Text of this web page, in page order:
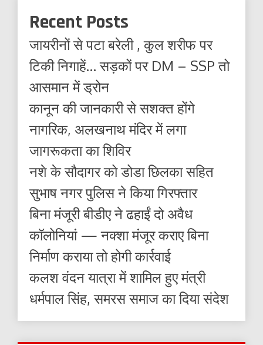
Recent Posts
जायरीनों से पटा बरेली , कुल शरीफ पर
टिकी निगाहें… सड़कों पर DM – SSP तो
आसमान में ड्रोन
कानून की जानकारी से सशक्त होंगे
नागरिक, अलखनाथ मंदिर में लगा
जागरूकता का शिविर
नशे के सौदागर को डोडा छिलका सहित
सुभाष नगर पुलिस ने किया गिरफ्तार
बिना मंजूरी बीडीए ने ढहाईं दो अवैध
कॉलोनियां — नक्शा मंजूर कराए बिना
निर्माण कराया तो होगी कार्रवाई
कलश वंदन यात्रा में शामिल हुए मंत्री
धर्मपाल सिंह, समरस समाज का दिया संदेश